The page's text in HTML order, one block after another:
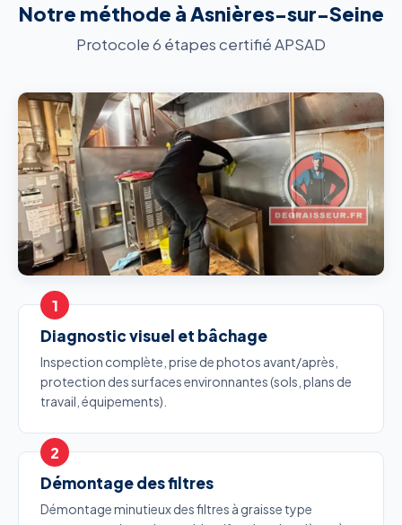
Notre méthode à Asnières-sur-Seine
Protocole 6 étapes certifié APSAD
Diagnostic visuel et bâchage
Inspection complète, prise de photos avant/après,
protection des surfaces environnantes (sols, plans de
travail, équipements).
Démontage des filtres
Démontage minutieux des filtres à graisse type